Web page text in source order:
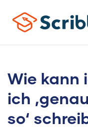
Wie kann
ich
so‘